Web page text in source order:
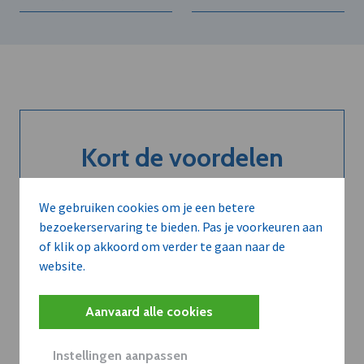
We gebruiken cookies om je een betere
bezoekerservaring te bieden. Pas je voorkeuren aan
of klik op akkoord om verder te gaan naar de
website.
Aanvaard alle cookies
Instellingen aanpassen
Kort de voordelen
van een
abonnement...